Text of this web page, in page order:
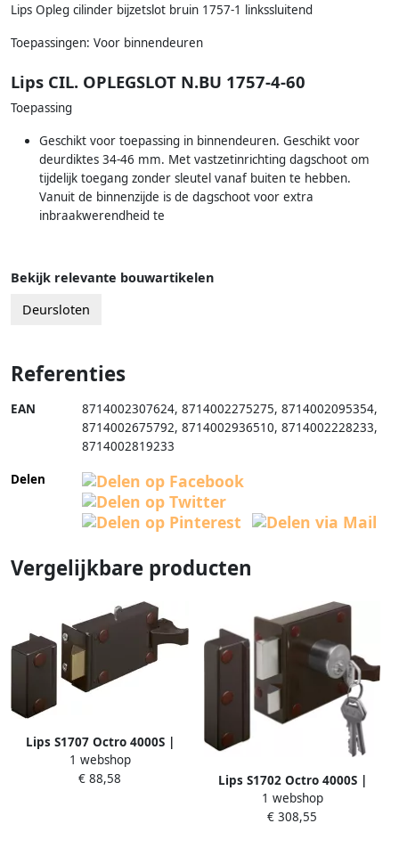
Lips Opleg cilinder bijzetslot bruin 1757-1 linkssluitend
Toepassingen: Voor binnendeuren
Lips CIL. OPLEGSLOT N.BU 1757-4-60
Toepassing
Geschikt voor toepassing in binnendeuren. Geschikt voor
deurdiktes 34-46 mm. Met vastzetinrichting dagschoot om
tijdelijk toegang zonder sleutel vanaf buiten te hebben.
Vanuit de binnenzijde is de dagschoot voor extra
inbraakwerendheid te
Bekijk relevante bouwartikelen
Deursloten
Referenties
EAN 8714002307624, 8714002275275, 8714002095354,
8714002675792, 8714002936510, 8714002228233,
8714002819233
Delen
Vergelijkbare producten
Lips S1707 Octro 4000S |
cilinderoplegslot | dagschoot
en schootvergrendeling |
1 webshop
€ 88,58
Lips S1702 Octro 4000S |
cilinderoplegslot met losse
buitencilinder | dag- en
1 webshop
€ 308,55